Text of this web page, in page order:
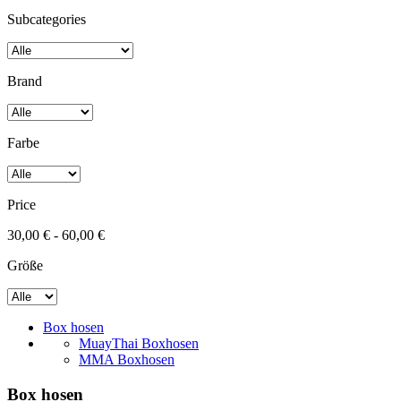
Subcategories
Brand
Farbe
Price
30,00 € - 60,00 €
Größe
Box hosen
MuayThai Boxhosen
MMA Boxhosen
Box hosen